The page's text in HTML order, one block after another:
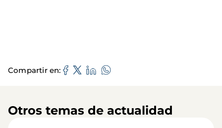
Compartir en
Otros temas de actualidad